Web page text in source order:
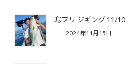
寒ブリ ジギング 11/10
2024年11月15日